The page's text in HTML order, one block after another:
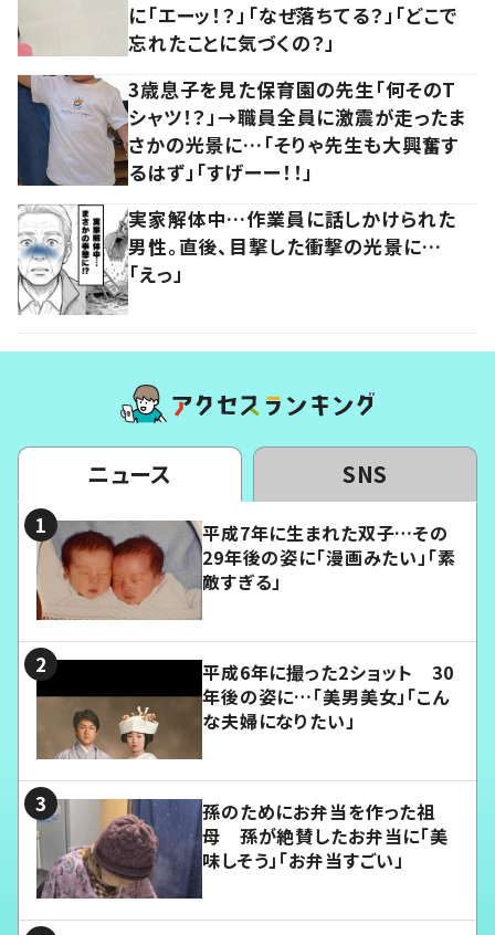
に「エーッ！？」「なぜ落ちてる？」「どこで
忘れたことに気づくの？」
3歳息子を見た保育園の先生「何そのT
シャツ！？」→職員全員に激震が走ったま
さかの光景に…「そりゃ先生も大興奮す
るはず」「すげーー！！」
実家解体中…作業員に話しかけられた
男性。直後、目撃した衝撃の光景に…
「えっ」
ニュース SNS
平成7年に生まれた双子…その
29年後の姿に「漫画みたい」「素
敵すぎる」
平成6年に撮った2ショット 30
年後の姿に…「美男美女」「こん
な夫婦になりたい」
孫のためにお弁当を作った祖
母 孫が絶賛したお弁当に「美
味しそう」「お弁当すごい」